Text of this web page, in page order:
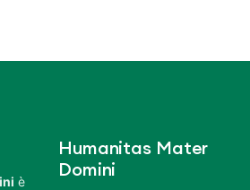
è
Humanitas Mater
Domini